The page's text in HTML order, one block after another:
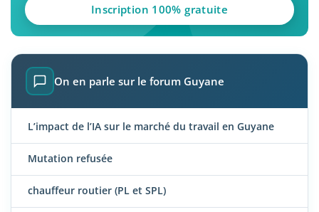
Inscription 100% gratuite
On en parle sur le forum Guyane
L’impact de l’IA sur le marché du travail en Guyane
Mutation refusée
chauffeur routier (PL et SPL)